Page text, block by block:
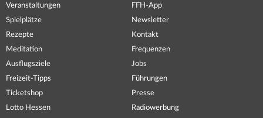
Veranstaltungen
Spielplätze
Rezepte
Meditation
Ausflugsziele
Freizeit-Tipps
Ticketshop
Lotto Hessen
FFH-App
Newsletter
Kontakt
Frequenzen
Jobs
Führungen
Presse
Radiowerbung